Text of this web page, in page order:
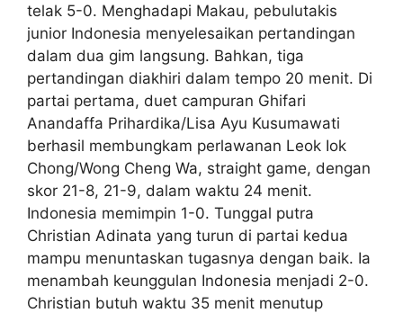
telak 5-0. Menghadapi Makau, pebulutakis
junior Indonesia menyelesaikan pertandingan
dalam dua gim langsung. Bahkan, tiga
pertandingan diakhiri dalam tempo 20 menit. Di
partai pertama, duet campuran Ghifari
Anandaffa Prihardika/Lisa Ayu Kusumawati
berhasil membungkam perlawanan Leok Iok
Chong/Wong Cheng Wa, straight game, dengan
skor 21-8, 21-9, dalam waktu 24 menit.
Indonesia memimpin 1-0. Tunggal putra
Christian Adinata yang turun di partai kedua
mampu menuntaskan tugasnya dengan baik. Ia
menambah keunggulan Indonesia menjadi 2-0.
Christian butuh waktu 35 menit menutup